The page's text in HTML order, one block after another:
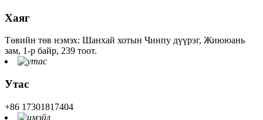
Хаяг
Төвийн төв нэмэх: Шанхай хотын Чинпу дүүрэг, Жиююань
зам, 1-р байр, 239 тоот.
Утас
+86 17301817404